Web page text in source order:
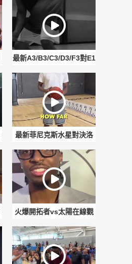
最新A3/B3/C3/D3/F3對E1
賽事前瞻
最新菲尼克斯水星對決洛
杉磯火花直播入口
火爆開拓者vs太陽在線觀
看